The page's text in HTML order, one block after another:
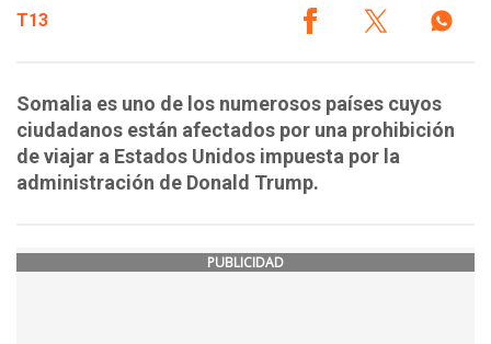
T13
Somalia es uno de los numerosos países cuyos
ciudadanos están afectados por una prohibición
de viajar a Estados Unidos impuesta por la
administración de Donald Trump.
PUBLICIDAD